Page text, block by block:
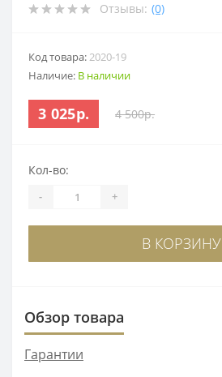
Отзывы: (0)
Код товара:2020-19
Наличие: В наличии
3 025р. 4 500р.
Кол-во:
- +
В КОРЗИНУ
Обзор товара
Гарантии